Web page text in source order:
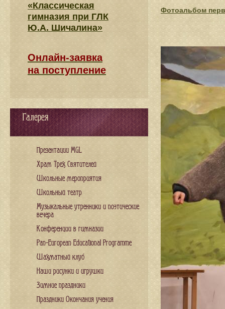
Фотоальбом
«Классическая
гимназия при ГЛК
Ю.А. Шичалина»
Онлайн-заявка
на поступление
Галерея
Презентации MGL
Храм Трех Святителей
Школьные мероприятия
Школьный театр
Музыкальные утренники и поэтические
вечера
Конференции в гимназии
Pan-European Educational Programme
Шахматный клуб
Наши рисунки и игрушки
Зимние праздники
Праздники Окончания учения